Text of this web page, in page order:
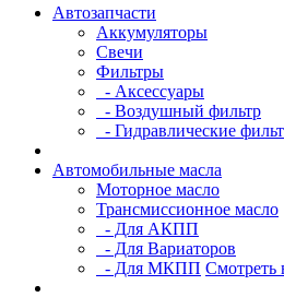
Автозапчасти
Аккумуляторы
Свечи
Фильтры
- Аксессуары
- Воздушный фильтр
- Гидравлические
Автомобильные масла
Моторное масло
Трансмиссионное масло
- Для АКПП
- Для Вариаторов
- Для МКПП Смотреть